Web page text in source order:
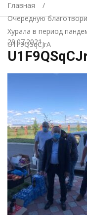
Главная
Очередную
Хурала в период
U1F9QSqCJrA
29.07.2021